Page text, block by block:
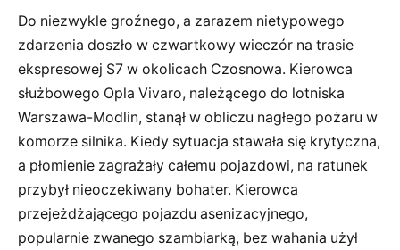
Do niezwykle groźnego, a zarazem nietypowego
zdarzenia doszło w czwartkowy wieczór na trasie
ekspresowej S7 w okolicach Czosnowa. Kierowca
służbowego Opla Vivaro, należącego do lotniska
Warszawa-Modlin, stanął w obliczu nagłego pożaru w
komorze silnika. Kiedy sytuacja stawała się krytyczna,
a płomienie zagrażały całemu pojazdowi, na ratunek
przybył nieoczekiwany bohater. Kierowca
przejeżdżającego pojazdu asenizacyjnego,
popularnie zwanego szambiarką, bez wahania użył